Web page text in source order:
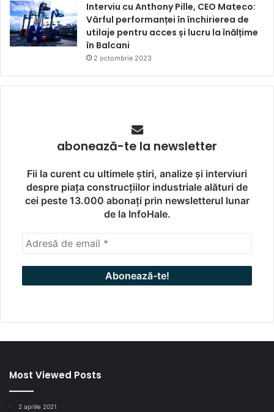
Interviu cu Anthony Pille, CEO Mateco:
Vârful performanței în închirierea de
utilaje pentru acces și lucru la înălțime
în Balcani
2 octombrie 2023
abonează-te la newsletter
Fii la curent cu ultimele știri, analize și interviuri
despre piața construcțiilor industriale alături de
cei peste 13.000 abonați prin newsletterul lunar
de la InfoHale.
Most Viewed Posts
2 aprilie 2021